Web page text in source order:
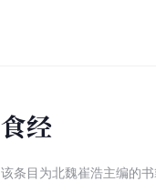
食经
该条目为北魏崔浩主编的